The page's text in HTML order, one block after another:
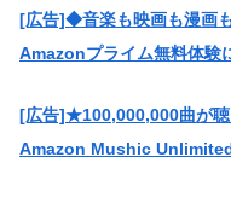
[広告]◆音楽も映画も漫画
Amazonプライム無料体験
[広告]★100,000,000曲が聴
Amazon Mushic